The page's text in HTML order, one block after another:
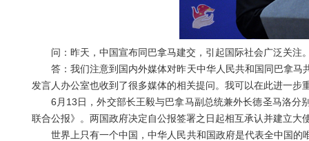
问：昨天，中国宣布同巴拿马建交，引起国际社会广泛关注
答：我们注意到国内外媒体对昨天中华人民共和国同巴拿马
发言人办公室也收到了很多媒体的相关提问。我可以在此进一步
6月13日，外交部长王毅与巴拿马副总统兼外长德圣马洛分
联合公报》。两国政府决定自公报签署之日起相互承认并建立大
世界上只有一个中国，中华人民共和国政府是代表全中国的